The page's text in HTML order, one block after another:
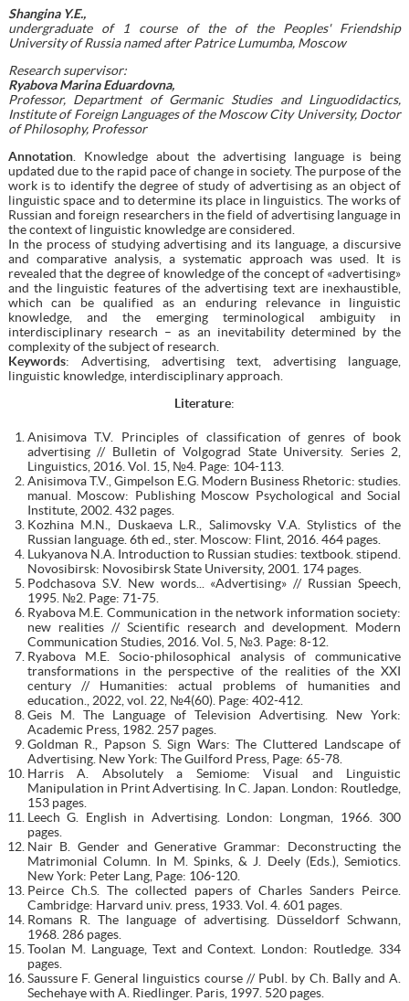
Shangina Y.E.,
undergraduate of 1 course of the of the Peoples' Friendship
University of Russia named after Patrice Lumumba, Moscow
Research supervisor:
Ryabova Marina Eduardovna,
Professor, Department of Germanic Studies and Linguodidactics,
Institute of Foreign Languages of the Moscow City University, Doctor
of Philosophy, Professor
Annotation. Knowledge about the advertising language is being
updated due to the rapid pace of change in society. The purpose of the
work is to identify the degree of study of advertising as an object of
linguistic space and to determine its place in linguistics. The works of
Russian and foreign researchers in the field of advertising language in
the context of linguistic knowledge are considered.
In the process of studying advertising and its language, a discursive
and comparative analysis, a systematic approach was used. It is
revealed that the degree of knowledge of the concept of «advertising»
and the linguistic features of the advertising text are inexhaustible,
which can be qualified as an enduring relevance in linguistic
knowledge, and the emerging terminological ambiguity in
interdisciplinary research – as an inevitability determined by the
complexity of the subject of research.
Keywords: Advertising, advertising text, advertising language,
linguistic knowledge, interdisciplinary approach.
Literature:
Anisimova T.V. Principles of classification of genres of book
advertising // Bulletin of Volgograd State University. Series 2,
Linguistics, 2016. Vol. 15, №4. Page: 104-113.
Anisimova T.V., Gimpelson E.G. Modern Business Rhetoric: studies.
manual. Moscow: Publishing Moscow Psychological and Social
Institute, 2002. 432 pages.
Kozhina M.N., Duskaeva L.R., Salimovsky V.A. Stylistics of the
Russian language. 6th ed., ster. Moscow: Flint, 2016. 464 pages.
Lukyanova N.A. Introduction to Russian studies: textbook. stipend.
Novosibirsk: Novosibirsk State University, 2001. 174 pages.
Podchasova S.V. New words... «Advertising» // Russian Speech,
1995. №2. Page: 71-75.
Ryabova M.E. Communication in the network information society:
new realities // Scientific research and development. Modern
Communication Studies, 2016. Vol. 5, №3. Page: 8-12.
Ryabova M.E. Socio-philosophical analysis of communicative
transformations in the perspective of the realities of the XXI
century // Humanities: actual problems of humanities and
education., 2022, vol. 22, №4(60). Page: 402-412.
Geis M. The Language of Television Advertising. New York:
Academic Press, 1982. 257 pages.
Goldman R., Papson S. Sign Wars: The Cluttered Landscape of
Advertising. New York: The Guilford Press, Page: 65-78.
Harris A. Absolutely a Semiome: Visual and Linguistic
Manipulation in Print Advertising. In C. Japan. London: Routledge,
153 pages.
Leech G. English in Advertising. London: Longman, 1966. 300
pages.
Nair B. Gender and Generative Grammar: Deconstructing the
Matrimonial Column. In M. Spinks, & J. Deely (Eds.), Semiotics.
New York: Peter Lang, Page: 106-120.
Peirce Ch.S. The collected papers of Charles Sanders Peirce.
Cambridge: Harvard univ. press, 1933. Vol. 4. 601 pages.
Romans R. The language of advertising. Düsseldorf Schwann,
1968. 286 pages.
Toolan M. Language, Text and Context. London: Routledge. 334
pages.
Saussure F. General linguistics course // Publ. by Ch. Bally and A.
Sechehaye with A. Riedlinger. Paris, 1997. 520 pages.